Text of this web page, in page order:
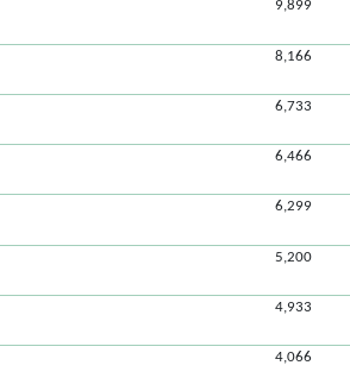
9,899
8,166
6,733
6,466
6,299
5,200
4,933
4,066